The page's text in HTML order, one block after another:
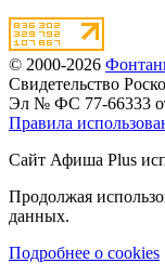
© 2000-2026
Свидетельство
Эл № ФС 77-66333
Правила
Сайт Афиша Plus
Продолжая
данных.
Подробнее о cookies